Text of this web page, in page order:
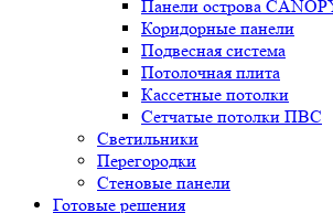
Панели острова
Коридорные панели
Подвесная система
Потолочная плита
Кассетные потолки
Сетчатые потолки ПВС
Светильники
Перегородки
Стеновые панели
Готовые решения